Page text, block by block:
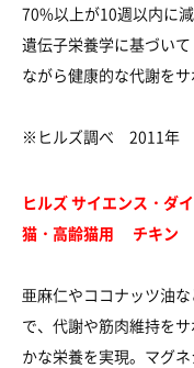
70%以上が10週以内に
遺伝子栄養学に基づい
ながら健康的な代謝をサ
※ヒルズ調べ 2011年
ヒルズ サイエンス・
猫・高齢猫用 チキン
亜麻仁やココナッツ油
で、代謝や筋肉維持を
かな栄養を実現。マグ